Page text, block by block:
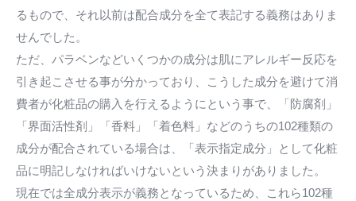
るもので、それ以前は配合成分を全て表記する義務はありま
せんでした。
ただ、パラベンなどいくつかの成分は肌にアレルギー反応を
引き起こさせる事が分かっており、こうした成分を避けて消
費者が化粧品の購入を行えるようにという事で、「防腐剤」
「界面活性剤」「香料」「着色料」などのうちの102種類の
成分が配合されている場合は、「表示指定成分」として化粧
品に明記しなければいけないという決まりがありました。
現在では全成分表示が義務となっているため、これら102種